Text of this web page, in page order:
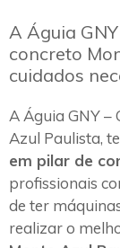
A Águia
concreto
cuidados
A Águia GNY –
Azul Paulista,
em pilar de
profissionais
de ter
realizar o